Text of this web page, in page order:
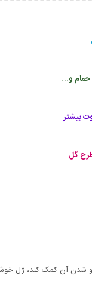
حمام و...
بیشتر
شدن آن کمک کند، ژل